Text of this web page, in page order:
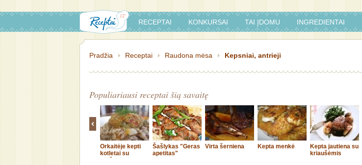
RECEPTAI KONKURSAI TAI ĮDOMU INGREDIENTAI
Pradžia Receptai Raudona mėsa Kepsniai, antrieji
Populiariausi receptai šią savaitę
Orkaitėje kepti
kotletai su
Šašlykas "Geras
apetitas"
Virta šerniena Kepta menkė
Kepta jautiena su
kriaušėmis